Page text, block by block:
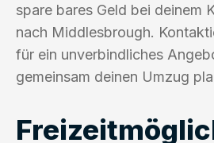
spare bares Geld bei deinem
nach Middlesbrough.
für ein unverbindliches
gemeinsam deinen Umzug